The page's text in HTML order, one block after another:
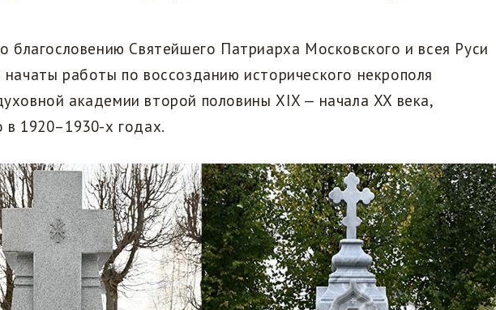
благословению Святейшего Патриарха Московского и всея Руси
работы по воссозданию исторического некрополя
академии второй половины XIX — начала XX века,
в 1920–1930-х годах.